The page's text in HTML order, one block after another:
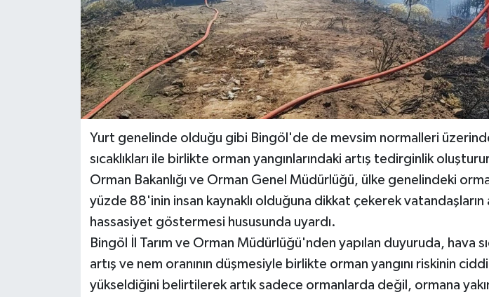
Yurt genelinde olduğu gibi Bingöl'de de mevsim normalleri
sıcaklıkları ile birlikte orman yangınlarındaki artış tedirginlik
Orman Bakanlığı ve Orman Genel Müdürlüğü, ülke genelindeki
yüzde 88'inin insan kaynaklı olduğuna dikkat çekerek
hassasiyet göstermesi hususunda uyardı.
Bingöl İl Tarım ve Orman Müdürlüğü'nden yapılan duyuruda, hava
artış ve nem oranının düşmesiyle birlikte orman yangını riskinin
yükseldiğini belirtilerek artık sadece ormanlarda değil, ormana
SİYASET
SOLHAN
YAYLADERE